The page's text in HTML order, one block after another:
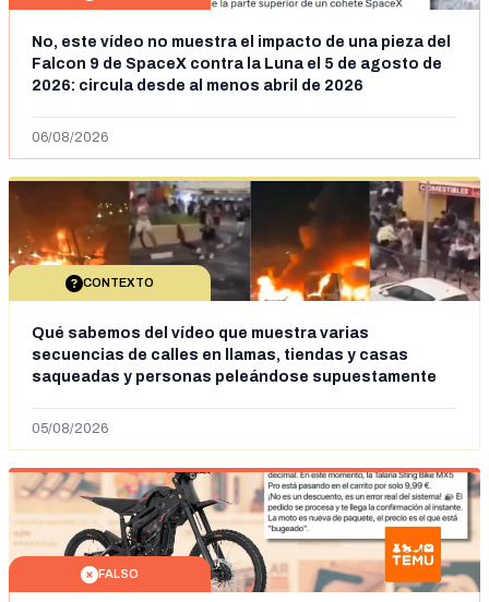
No, este vídeo no muestra el impacto de una pieza del
Falcon 9 de SpaceX contra la Luna el 5 de agosto de
2026: circula desde al menos abril de 2026
06/08/2026
CONTEXTO
Qué sabemos del vídeo que muestra varias
secuencias de calles en llamas, tiendas y casas
saqueadas y personas peleándose supuestamente
situación irregular a Ceuta
05/08/2026
FALSO